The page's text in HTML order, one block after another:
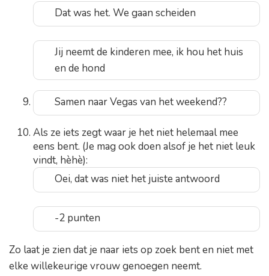
Dat was het. We gaan scheiden
Jij neemt de kinderen mee, ik hou het huis
en de hond
Samen naar Vegas van het weekend??
Als ze iets zegt waar je het niet helemaal mee
eens bent. (Je mag ook doen alsof je het niet leuk
vindt, hèhè):
Oei, dat was niet het juiste antwoord
-2 punten
Zo laat je zien dat je naar iets op zoek bent en niet met
elke willekeurige vrouw genoegen neemt.